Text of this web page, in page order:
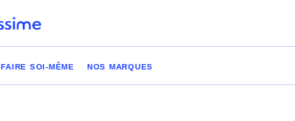
FAIRE SOI-MÊME NOS MARQUES